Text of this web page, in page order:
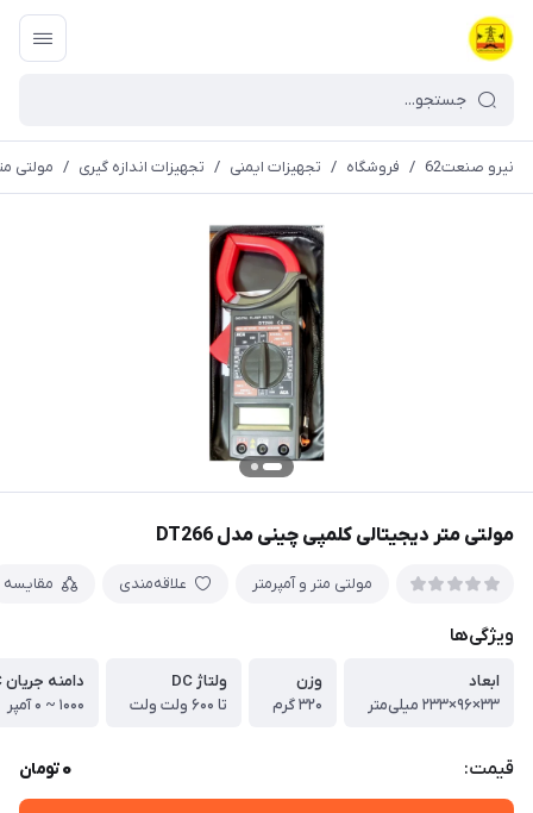
نیرو صنعت62 / فروشگاه / تجهیزات ایمنی / تجهیزات اندازه گیری / مولتی
مولتی متر دیجیتالی کلمپی چینی مدل DT266
مولتی متر و آمپرمتر علاقه‌مندی مقایسه
ویژگی‌ها
ابعاد
۳۳×۹۶×۲۳۳ میلی‌متر
وزن
۳۲۰ گرم
ولتاژ DC
تا ۶۰۰ ولت ولت
دامنه جریان AC
۱۰۰۰ ~ ۰ آمپر
قیمت: 0تومان